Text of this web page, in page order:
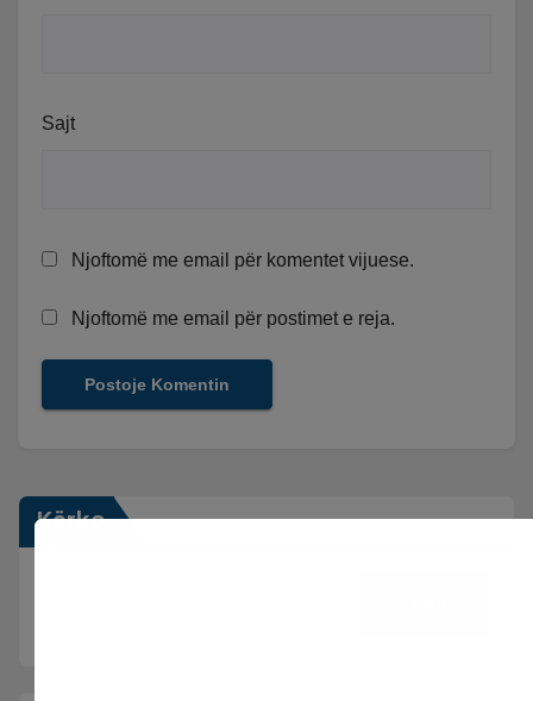
Sajt
Njoftomë me email për komentet vijuese.
Njoftomë me email për postimet e reja.
Kërko